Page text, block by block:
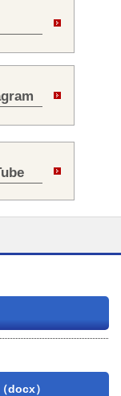
docx）